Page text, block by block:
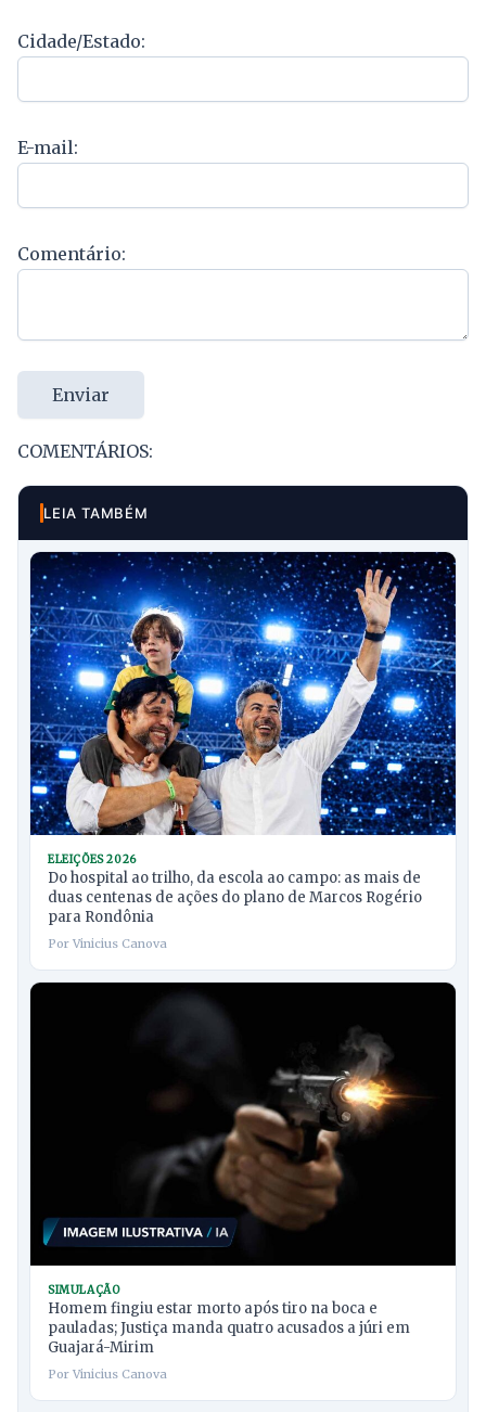
Cidade/Estado:
E-mail:
Comentário:
Enviar
COMENTÁRIOS:
LEIA TAMBÉM
ELEIÇÕES 2026
Do hospital ao trilho, da escola ao campo: as mais de
duas centenas de ações do plano de Marcos Rogério
para Rondônia
Por Vinicius Canova
SIMULAÇÃO
Homem fingiu estar morto após tiro na boca e
pauladas; Justiça manda quatro acusados a júri em
Guajará-Mirim
Por Vinicius Canova